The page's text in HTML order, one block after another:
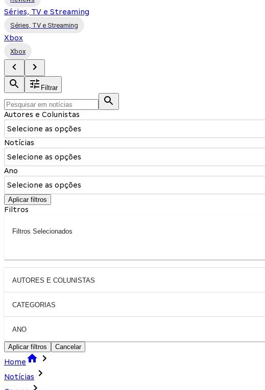
Séries, TV e Streaming
Séries, TV e Streaming
Xbox
Xbox
Filtrar
Autores e Colunistas
Selecione as opções
Notícias
Selecione as opções
Ano
Selecione as opções
Aplicar filtros
Filtros
Filtros Selecionados
AUTORES E COLUNISTAS
CATEGORIAS
ANO
Aplicar filtros Cancelar
Home
Notícias